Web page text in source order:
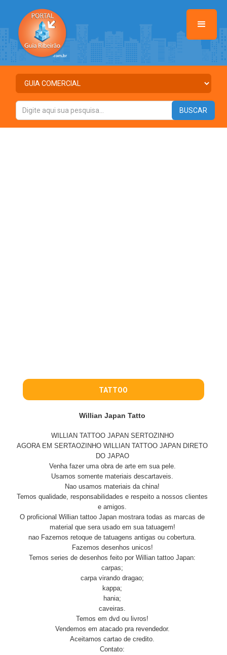
TATTOO
Willian Japan Tatto
WILLIAN TATTOO JAPAN SERTOZINHO
AGORA EM SERTAOZINHO WILLIAN TATTOO JAPAN DIRETO
DO JAPAO
Venha fazer uma obra de arte em sua pele.
Usamos somente materiais descartaveis.
Nao usamos materiais da china!
Temos qualidade, responsabilidades e respeito a nossos clientes
e amigos.
O proficional Willian tattoo Japan mostrara todas as marcas de
material que sera usado em sua tatuagem!
nao Fazemos retoque de tatuagens antigas ou cobertura.
Fazemos desenhos unicos!
Temos series de desenhos feito por Willian tattoo Japan:
carpas;
carpa virando dragao;
kappa;
hania;
caveiras.
Temos em dvd ou livros!
Vendemos em atacado pra revendedor.
Aceitamos cartao de credito.
Contato: